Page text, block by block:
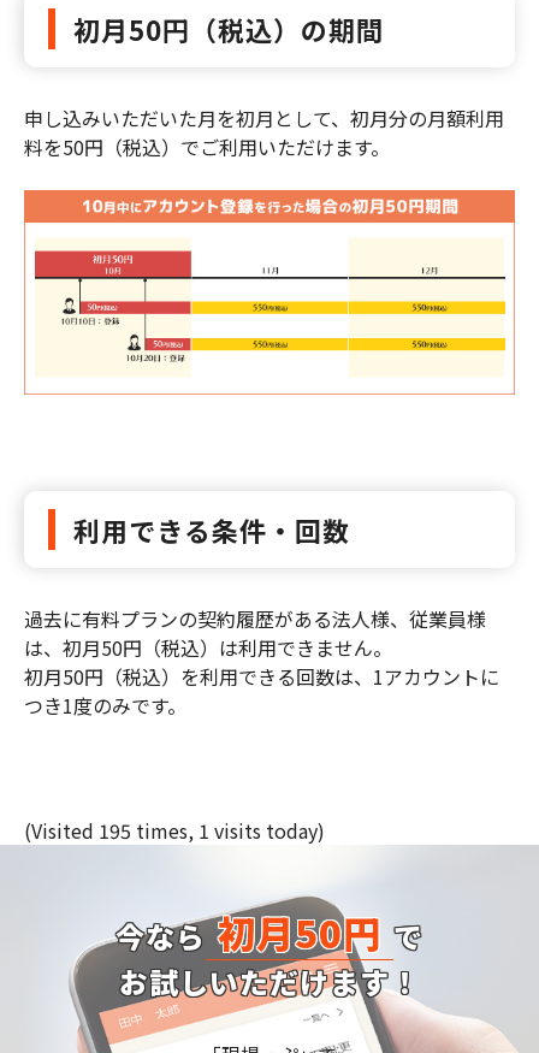
初月50円（税込）の期間
申し込みいただいた月を初月として、初月分の月額利用
料を50円（税込）でご利用いただけます。
利用できる条件・回数
過去に有料プランの契約履歴がある法人様、従業員様
は、初月50円（税込）は利用できません。
初月50円（税込）を利用できる回数は、1アカウントに
つき1度のみです。
(Visited 195 times, 1 visits today)
今なら 初月50円 で
お試しいただけます！